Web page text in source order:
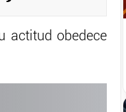
actitud obedece